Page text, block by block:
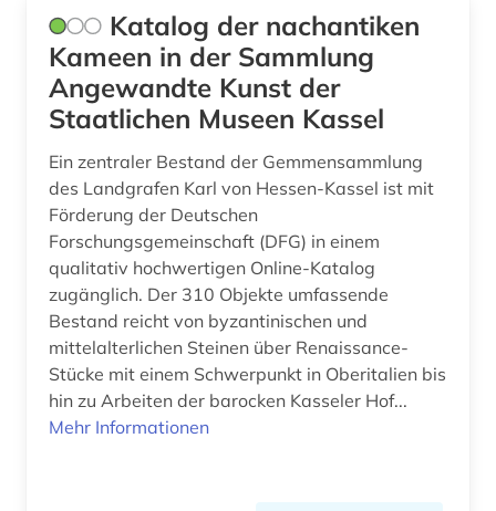
saarland (1)
sachs (1)
sachsen (1)
sammlung (63)
schifffahrtsmuseum (1)
schulpolitik (1)
schweden (1)
schweiz (4)
seidenstraße (1)
Katalog der nachantiken
Kameen in der Sammlung
Angewandte Kunst der
Staatlichen Museen Kassel
Ein zentraler Bestand der Gemmensammlung
des Landgrafen Karl von Hessen-Kassel ist mit
Förderung der Deutschen
Forschungsgemeinschaft (DFG) in einem
qualitativ hochwertigen Online-Katalog
zugänglich. Der 310 Objekte umfassende
Bestand reicht von byzantinischen und
mittelalterlichen Steinen über Renaissance-
Stücke mit einem Schwerpunkt in Oberitalien bis
hin zu Arbeiten der barocken Kasseler Hof...
Mehr Informationen